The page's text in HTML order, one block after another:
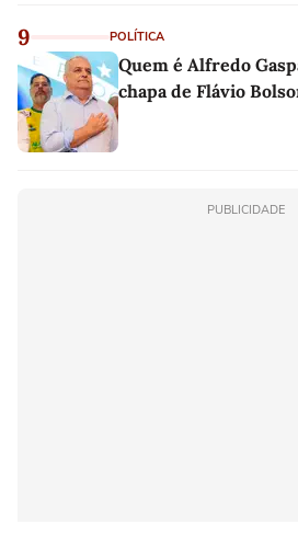
9 POLÍTICA
Quem é Alfredo
chapa de Flávio
PUBLICIDADE